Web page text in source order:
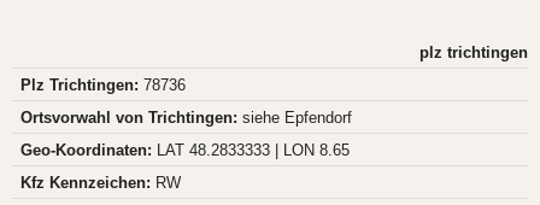
plz trichtingen
Plz Trichtingen: 78736
Ortsvorwahl von Trichtingen: siehe Epfendorf
Geo-Koordinaten: LAT 48.2833333 | LON 8.65
Kfz Kennzeichen: RW